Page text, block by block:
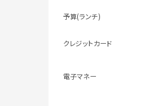
予算(ランチ)
クレジットカード
電子マネー